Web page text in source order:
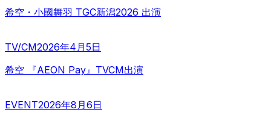
希空・小國舞羽 TGC新潟2026 出演
TV/CM2026年4月5日
希空 『AEON Pay』TVCM出演
EVENT2026年8月6日